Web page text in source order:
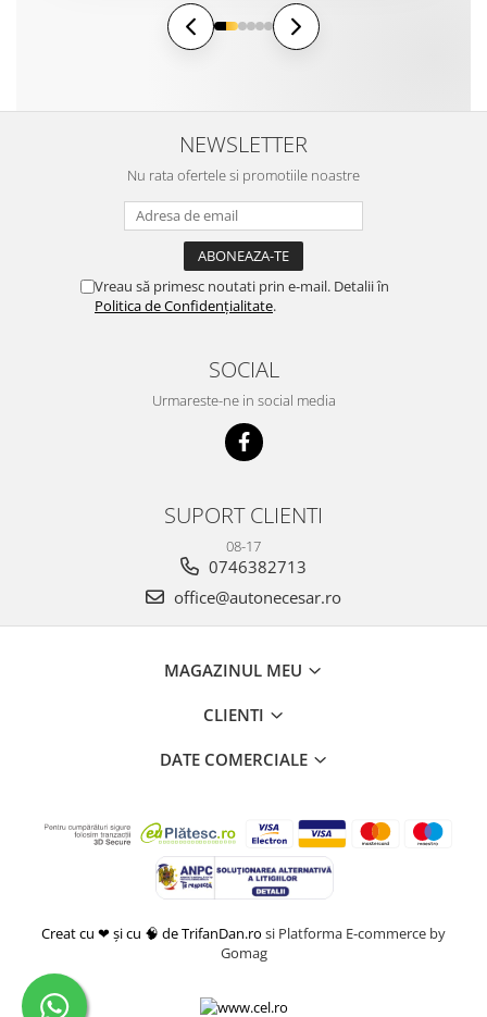
NEWSLETTER
Nu rata ofertele si promotiile noastre
Vreau să primesc noutati prin e-mail. Detalii în
Politica de Confidențialitate.
SOCIAL
Urmareste-ne in social media
SUPORT CLIENTI
08-17
0746382713
office@autonecesar.ro
MAGAZINUL MEU
CLIENTI
DATE COMERCIALE
Creat cu ❤ și cu 🧠 de TrifanDan.ro si Platforma E-commerce by
Gomag